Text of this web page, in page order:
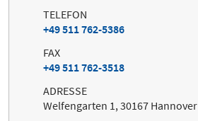
TELEFON
+49 511 762-5386
FAX
+49 511 762-3518
ADRESSE
Welfengarten 1, 30167 Hannover